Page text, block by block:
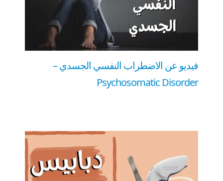
فيديو عن الاضطراب النفسي الجسدي –
Psychosomatic Disorder